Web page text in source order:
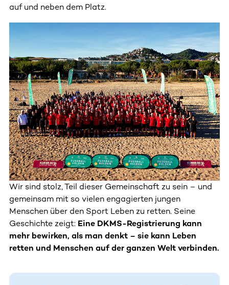
auf und neben dem Platz.
Wir sind stolz, Teil dieser Gemeinschaft zu sein – und
gemeinsam mit so vielen engagierten jungen
Menschen über den Sport Leben zu retten. Seine
Geschichte zeigt: Eine DKMS-Registrierung kann
mehr bewirken, als man denkt – sie kann Leben
retten und Menschen auf der ganzen Welt verbinden.